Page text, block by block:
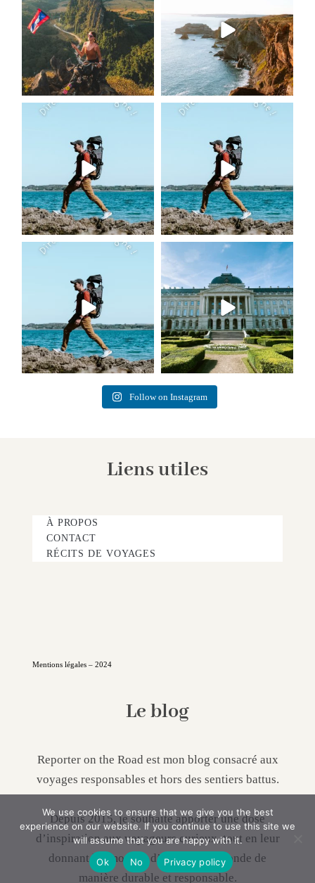
Follow on Instagram
Liens utiles
À PROPOS
CONTACT
RÉCITS DE VOYAGES
Mentions légales – 2024
Le blog
Reporter on the Road est mon blog consacré aux
voyages responsables et hors des sentiers battus.
Depuis 2015, je souhaite apporter une dose
d’inspiration aux voyageurs curieux, tout en leur
donnant les moyens d’explorer le monde de
manière durable et responsable.
We use cookies to ensure that we give you the best
experience on our website. If you continue to use this site we
will assume that you are happy with it.
Ok
No Privacy policy